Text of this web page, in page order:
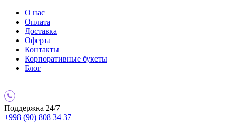
О нас
Оплата
Доставка
Оферта
Контакты
Корпоративные букеты
Блог
Поддержка 24/7
+998 (90) 808 34 37